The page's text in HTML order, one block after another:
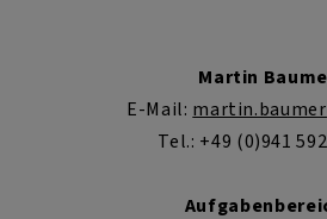
Martin
E-Mail:
Tel.: +49 (0)941